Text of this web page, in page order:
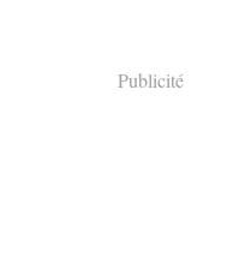
Publicité